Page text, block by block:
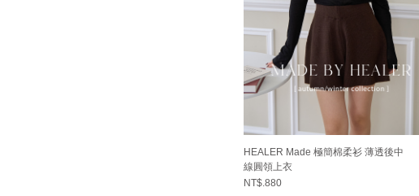
HEALER Made 極簡棉柔衫 薄透後中
線圓領上衣
NT$.880